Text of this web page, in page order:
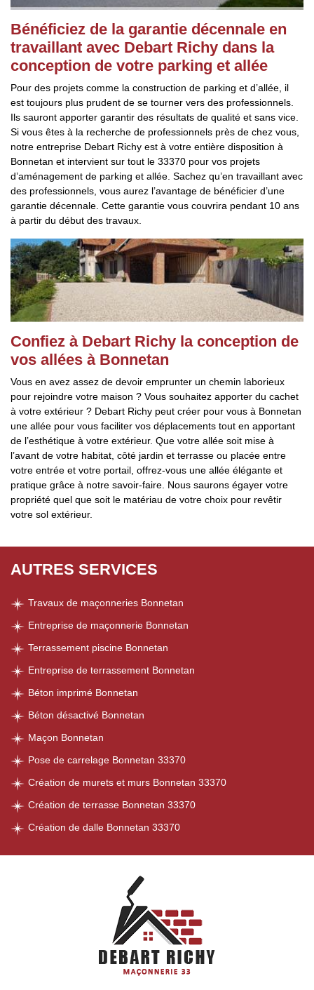
Bénéficiez de la garantie décennale en
travaillant avec Debart Richy dans la
conception de votre parking et allée
Pour des projets comme la construction de parking et d’allée, il
est toujours plus prudent de se tourner vers des professionnels.
Ils sauront apporter garantir des résultats de qualité et sans vice.
Si vous êtes à la recherche de professionnels près de chez vous,
notre entreprise Debart Richy est à votre entière disposition à
Bonnetan et intervient sur tout le 33370 pour vos projets
d’aménagement de parking et allée. Sachez qu’en travaillant avec
des professionnels, vous aurez l’avantage de bénéficier d’une
garantie décennale. Cette garantie vous couvrira pendant 10 ans
à partir du début des travaux.
Confiez à Debart Richy la conception de
vos allées à Bonnetan
Vous en avez assez de devoir emprunter un chemin laborieux
pour rejoindre votre maison ? Vous souhaitez apporter du cachet
à votre extérieur ? Debart Richy peut créer pour vous à Bonnetan
une allée pour vous faciliter vos déplacements tout en apportant
de l’esthétique à votre extérieur. Que votre allée soit mise à
l’avant de votre habitat, côté jardin et terrasse ou placée entre
votre entrée et votre portail, offrez-vous une allée élégante et
pratique grâce à notre savoir-faire. Nous saurons égayer votre
propriété quel que soit le matériau de votre choix pour revêtir
votre sol extérieur.
AUTRES SERVICES
Travaux de maçonneries Bonnetan
Entreprise de maçonnerie Bonnetan
Terrassement piscine Bonnetan
Entreprise de terrassement Bonnetan
Béton imprimé Bonnetan
Béton désactivé Bonnetan
Maçon Bonnetan
Pose de carrelage Bonnetan 33370
Création de murets et murs Bonnetan 33370
Création de terrasse Bonnetan 33370
Création de dalle Bonnetan 33370